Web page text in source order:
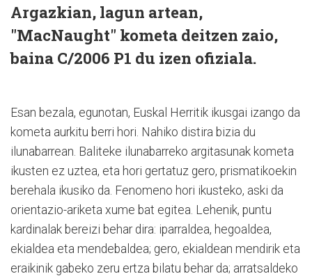
Argazkian, lagun artean,
"MacNaught" kometa deitzen zaio,
baina C/2006 P1 du izen ofiziala.
Esan bezala, egunotan, Euskal Herritik ikusgai izango da
kometa aurkitu berri hori. Nahiko distira bizia du
ilunabarrean. Baliteke ilunabarreko argitasunak kometa
ikusten ez uztea, eta hori gertatuz gero, prismatikoekin
berehala ikusiko da. Fenomeno hori ikusteko, aski da
orientazio-ariketa xume bat egitea. Lehenik, puntu
kardinalak bereizi behar dira: iparraldea, hegoaldea,
ekialdea eta mendebaldea; gero, ekialdean mendirik eta
eraikinik gabeko zeru ertza bilatu behar da; arratsaldeko